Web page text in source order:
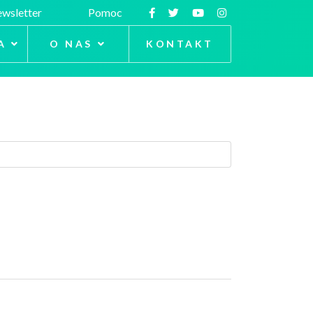
Pomoc
O NAS KONTAKT